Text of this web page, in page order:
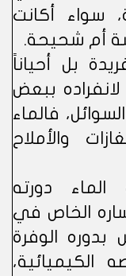
سواء أكانت
أم شحيحة.
بل أحياناً
ببعض
فالماء
والأملاح
دورته
الخاص في
الوفرة
الكيميائية،